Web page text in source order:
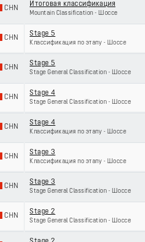
CHN
Итоговая классификация
Mountain Classification - Шоссе
CHN
Stage 5
Классификация по этапу - Шоссе
CHN
Stage 5
Stage General Classification - Шоссе
CHN
Stage 4
Stage General Classification - Шоссе
CHN
Stage 4
Классификация по этапу - Шоссе
CHN
Stage 3
Классификация по этапу - Шоссе
CHN
Stage 3
Stage General Classification - Шоссе
CHN
Stage 2
Stage General Classification - Шоссе